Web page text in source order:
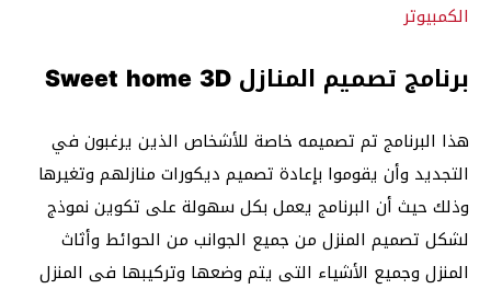
الكمبيوتر
برنامج تصميم المنازل Sweet home 3D
هذا البرنامج تم تصميمه خاصة للأشخاص الذين يرغبون في
التجديد وأن يقوموا بإعادة تصميم ديكورات منازلهم وتغيرها
وذلك حيث أن البرنامج يعمل بكل سهولة على تكوين نموذج
لشكل تصميم المنزل من جميع الجوانب من الحوائط وأثاث
المنزل وجميع الأشياء التى يتم وضعها وتركيبها فى المنزل